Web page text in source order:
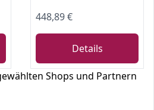
448,89 €
Details
Shops und Partnern